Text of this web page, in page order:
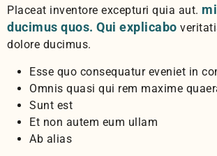
Placeat inventore excepturi quia aut.
ducimus quos. Qui explicabo
dolore ducimus.
Esse quo consequatur eveniet in
Omnis quasi qui rem maxime
Sunt est
Et non autem eum ullam
Ab alias